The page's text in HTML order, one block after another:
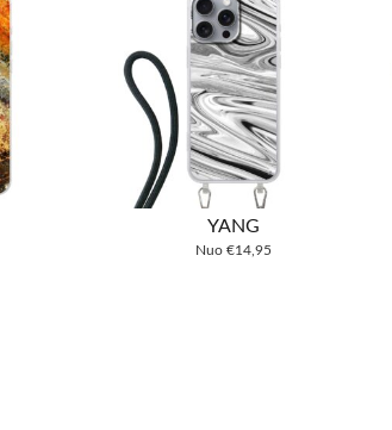
YANG
Nuo€14,95